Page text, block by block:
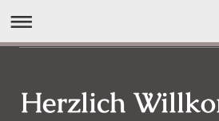
Herzlich